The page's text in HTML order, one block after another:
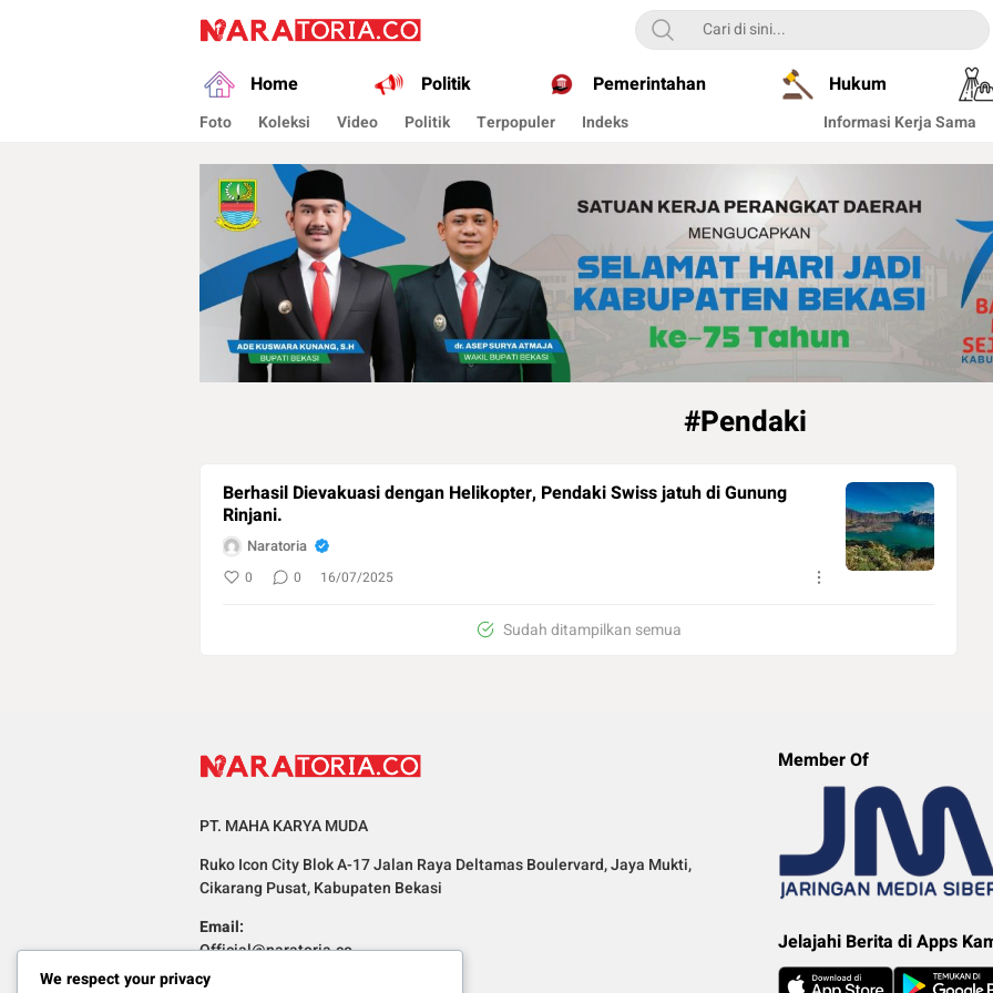
naratoria.co
Narasikan Fakta dan Data
Home Politik Pemerintahan Hukum
Foto Koleksi Video Politik Terpopuler Indeks Informasi Kerja Sama
#Pendaki
Berhasil Dievakuasi dengan Helikopter, Pendaki Swiss jatuh di Gunung
Rinjani.
Naratoria
0 0 16/07/2025
Sudah ditampilkan semua
PT. MAHA KARYA MUDA
Ruko Icon City Blok A-17 Jalan Raya Deltamas Boulervard, Jaya Mukti,
Cikarang Pusat, Kabupaten Bekasi
Email:
Official@naratoria.co
Member Of
Jelajahi Berita di Apps
We respect your privacy